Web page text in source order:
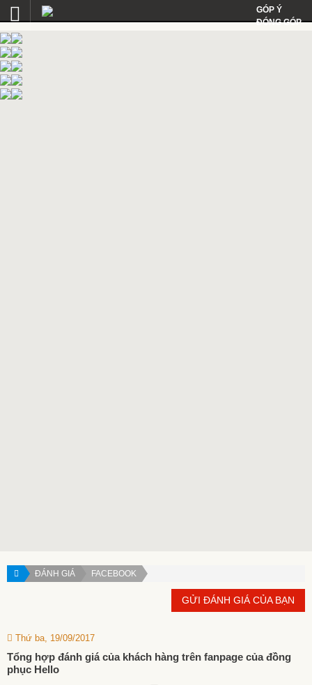
GÓP Ý
ĐÓNG GÓP
ĐÁNH GIÁ FACEBOOK
GỬI ĐÁNH GIÁ CỦA BẠN
Thứ ba, 19/09/2017
Tổng hợp đánh giá của khách hàng trên fanpage của đồng
phục Hello